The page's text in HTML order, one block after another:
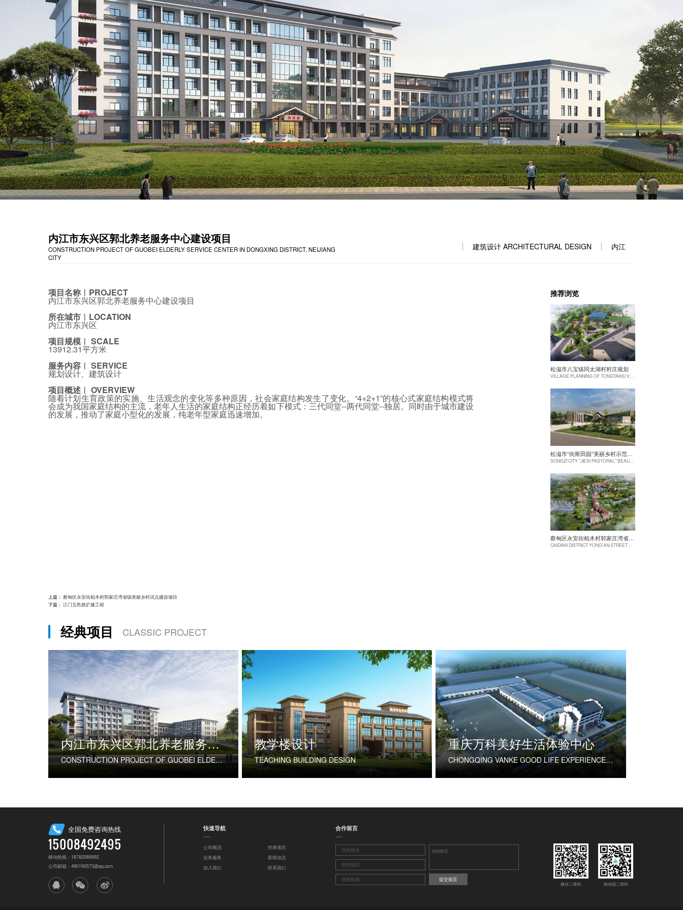
内江市东兴区郭北养老服务中心建设项目
CONSTRUCTION PROJECT OF GUOBEI ELDERLY SERVICE CENTER IN DONGXING DISTRICT, NEIJIANG
CITY
建筑设计 ARCHITECTURAL DESIGN 内江
项目名称︱PROJECT
内江市东兴区郭北养老服务中心建设项目
所在城市︱LOCATION
内江市东兴区
项目规模︱ SCALE
13912.31平方米
服务内容︱ SERVICE
规划设计、建筑设计
项目概述︱ OVERVIEW
随着计划生育政策的实施、生活观念的变化等多种原因，社会家庭结构发生了变化。“4+2+1”的核心式家庭结构模式将
会成为我国家庭结构的主流，老年人生活的家庭结构正经历着如下模式：三代同堂--两代同堂--独居。同时由于城市建设
的发展，推动了家庭小型化的发展，纯老年型家庭迅速增加。
上篇： 蔡甸区永安街柏木村郭家庄湾省级美丽乡村试点建设项目
下篇： 江门五邑路扩建工程
推荐浏览
松滋市八宝镇同太湖村村庄规划
松滋市“街斯田园”美丽乡村示范片建设项目
蔡甸区永安街柏木村郭家庄湾省级美丽乡村试点建设项目
CAIDIAN DISTRICT YONG'AN STREET CYPRESS VILLAGE GUOJIAZHUANG BAY PROVINCIAL BEAUTIFUL VILLAGE PILOT CONSTRUCTION PROJECT
经典项目 CLASSIC PROJECT
内江市东兴区郭北养老服务中心建设项目
CONSTRUCTION PROJECT OF GUOBEI ELDERLY SERVICE CENTER IN DONGXING DISTRICT, NEIJIANG CITY
教学楼设计
TEACHING BUILDING DESIGN
重庆万科美好生活体验中心
CHONGQING VANKE GOOD LIFE EXPERIENCE CENTER
全国免费咨询热线
15008492495
移动热线：18782089692
公司邮箱：490190573@qq.com
快速导航
公司概况
经典项目
业务服务
新闻动态
加入我们
联系我们
合作留言
提交留言
微信二维码 移动端二维码